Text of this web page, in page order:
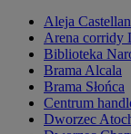
Aleja
Arena corridy
Biblioteka
Brama Alcala
Brama Słońca
Centrum
Dworzec